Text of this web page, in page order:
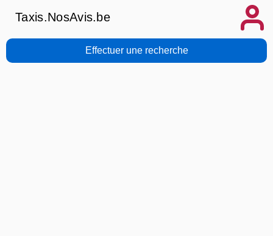
Taxis.NosAvis.be
Effectuer une recherche